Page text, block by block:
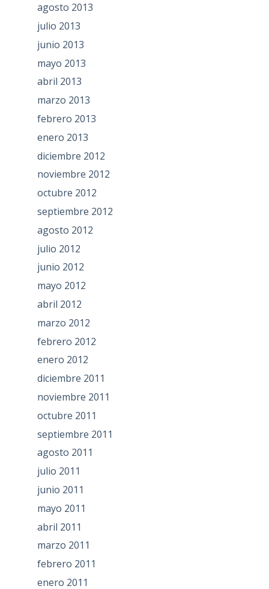
agosto 2013
julio 2013
junio 2013
mayo 2013
abril 2013
marzo 2013
febrero 2013
enero 2013
diciembre 2012
noviembre 2012
octubre 2012
septiembre 2012
agosto 2012
julio 2012
junio 2012
mayo 2012
abril 2012
marzo 2012
febrero 2012
enero 2012
diciembre 2011
noviembre 2011
octubre 2011
septiembre 2011
agosto 2011
julio 2011
junio 2011
mayo 2011
abril 2011
marzo 2011
febrero 2011
enero 2011